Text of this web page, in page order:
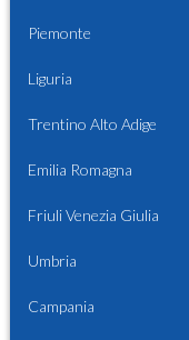
Piemonte
Liguria
Trentino Alto Adige
Emilia Romagna
Friuli Venezia Giulia
Umbria
Campania